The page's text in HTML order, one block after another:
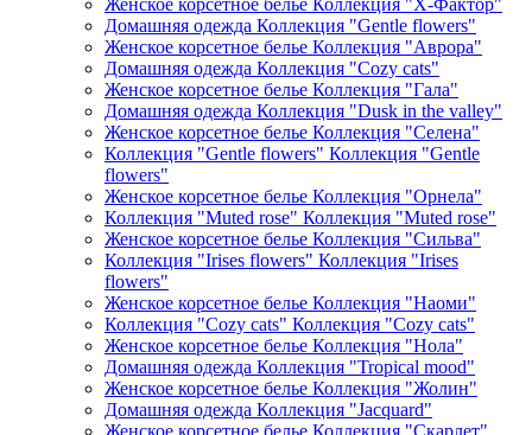
Женское корсетное белье Коллекция "Х-Фактор"
Домашняя одежда Коллекция "Gentle flowers"
Женское корсетное белье Коллекция "Аврора"
Домашняя одежда Коллекция "Cozy cats"
Женское корсетное белье Коллекция "Гала"
Домашняя одежда Коллекция "Dusk in the valley"
Женское корсетное белье Коллекция "Селена"
Коллекция "Gentle flowers" Коллекция "Gentle
flowers"
Женское корсетное белье Коллекция "Орнела"
Коллекция "Muted rose" Коллекция "Muted rose"
Женское корсетное белье Коллекция "Сильва"
Коллекция "Irises flowers" Коллекция "Irises
flowers"
Женское корсетное белье Коллекция "Наоми"
Коллекция "Cozy cats" Коллекция "Cozy cats"
Женское корсетное белье Коллекция "Нола"
Домашняя одежда Коллекция "Tropical mood"
Женское корсетное белье Коллекция "Жолин"
Домашняя одежда Коллекция "Jacquard"
Женское корсетное белье Коллекция "Скарлет"